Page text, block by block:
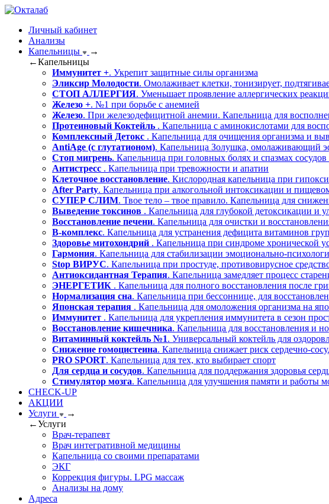
Личный кабинет
Анализы
Капельницы
→
←Капельницы
Иммунитет +. Укрепит защитные силы организма
Эликсир Молодости. Омолаживает клетки, тонизирует,
СТОП АЛЛЕРГИЯ. Уменьшает проявление аллергических
Железо +. №1 при борьбе с анемией
Железо. При железодефицитной анемии. Капельница для
Протеиновый Коктейль . Капельница с аминокислотами для
Комплексный Детокс . Капельница для очищения организма и
AntiAge (с глутатионом). Капельница Золушка, омолаживающий
Стоп мигрень. Капельница при головных болях и спазмах сосудов
Антистресс . Капельница при тревожности и апатии
Клеточное восстановление. Кислородная капельница при
After Party. Капельница при алкогольной интоксикации и
СУПЕР СЛИМ. Твое тело – твое правило. Капельница для
Выведение токсинов . Капельница для глубокой детоксикации и
Восстановление печени. Капельница для очистки и
В-комплекс. Капельница для устранения дефицита витаминов
Здоровье митохондрий . Капельница при синдроме хронической
Гармония. Капельница для стабилизации эмоционально-
Stop ВИРУС. Капельница при простуде, противовирусное
Антиоксидантная Терапия. Капельница замедляет процесс
ЭНЕРГЕТИК . Капельница для полного восстановления после
Нормализация сна. Капельница при бессоннице, для
Японская терапия . Капельница для омоложения организма на
Иммунитет . Капельница для укрепления иммунитета в сезон
Восстановление кишечника. Капельница для восстановления и
Витаминный коктейль №1. Универсальный коктейль для
Снижение гомоцистеина. Капельница снижает риск сердечно-
PRO SPORT. Капельница для тех, кто выбирает спорт
Для сердца и сосудов. Капельница для поддержания здоровья
Стимулятор мозга. Капельница для улучшения памяти и работы
CHECK-UP
АКЦИИ
Услуги
→
←Услуги
Врач-терапевт
Врач интегративной медицины
Капельница со своими препаратами
ЭКГ
Коррекция фигуры. LPG массаж
Анализы на дому
Адреса